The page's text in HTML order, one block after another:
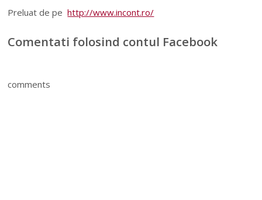
Preluat de pehttp://www.incont.ro/
Comentati folosind contul Facebook
comments